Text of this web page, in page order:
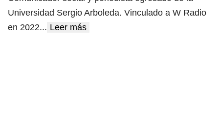
Universidad Sergio Arboleda. Vinculado a W Radio
en 2022... Leer más